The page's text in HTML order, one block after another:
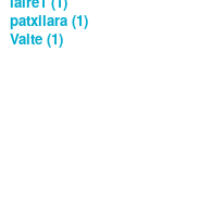
patxilara (1)
Valte (1)